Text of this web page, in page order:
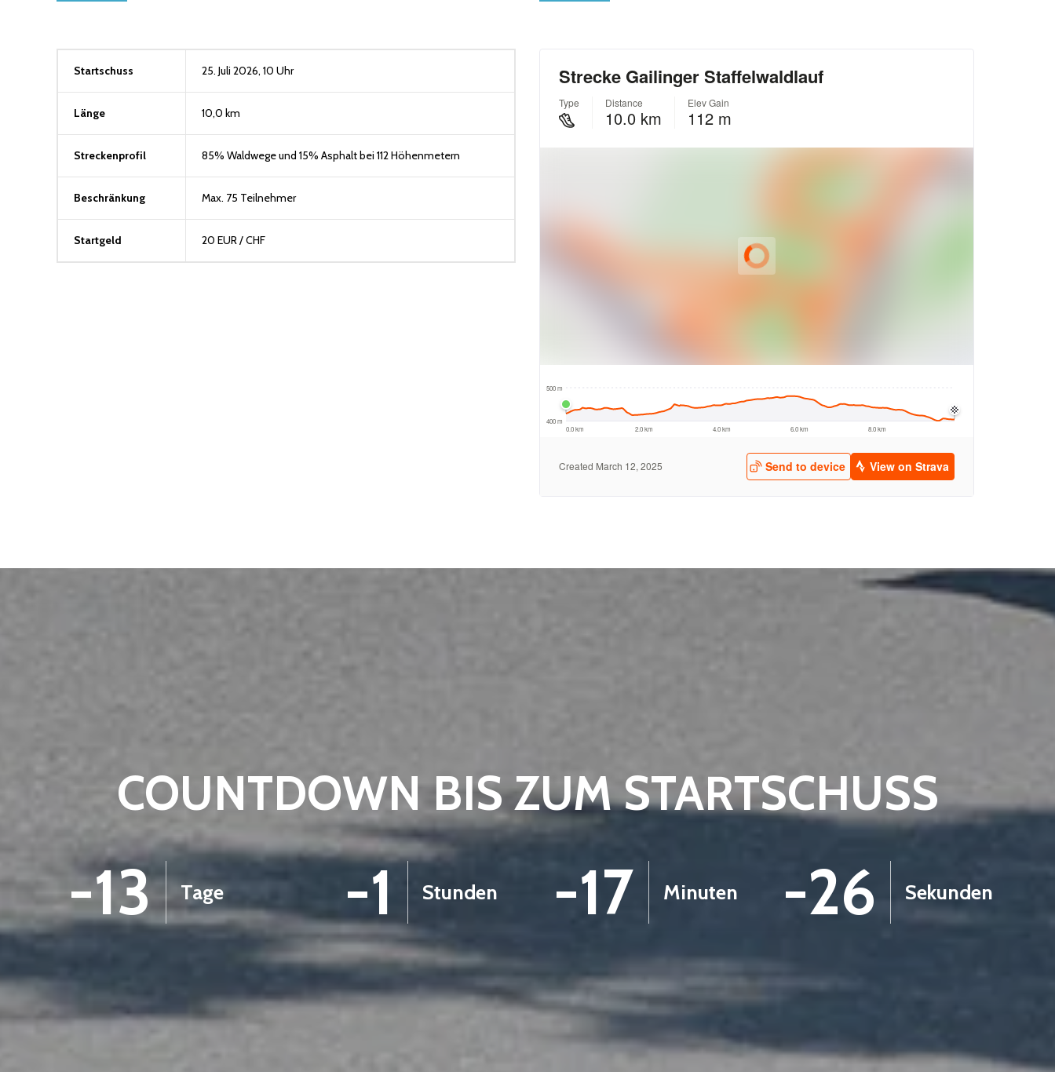
Startschuss 25. Juli 2026, 10 Uhr
Länge 10,0 km
Streckenprofil 85% Waldwege und 15% Asphalt bei 112 Höhenmetern
Beschränkung Max. 75 Teilnehmer
Startgeld 20 EUR / CHF
COUNTDOWN BIS ZUM STARTSCHUSS
-13 Tage -1 Stunden -17 Minuten -28 Sekunden